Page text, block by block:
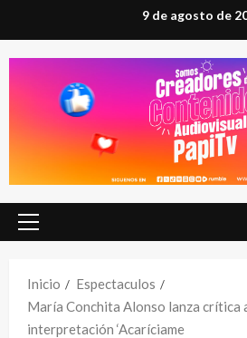
al
contenido
9 de agosto de
Menú
Inicio
Espectaculos
María Conchita Alonso lanza crítica
interpretación ‘Acaríciame